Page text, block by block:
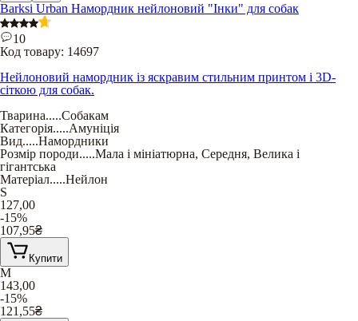
Barksi Urban Намордник нейлоновий "Інки" для собак
10
Код товару: 14697
Нейлоновий намордник із яскравим стильним принтом і 3D-
сіткою для собак.
Тварина.....Собакам
Категорія.....Амуніція
Вид.....Намордники
Розмір породи.....Мала і мініатюрна, Середня, Велика і
гігантська
Матеріал.....Нейлон
S
127,00
-15%
107,95₴
Купити
M
143,00
-15%
121,55₴